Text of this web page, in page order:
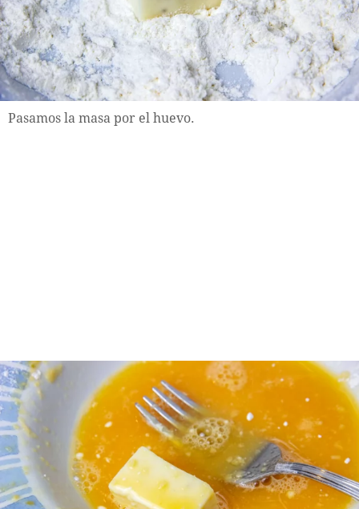
Pasamos la masa por el huevo.